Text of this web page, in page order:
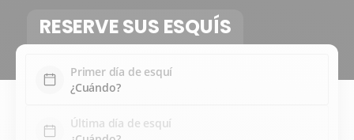
RESERVE SUS ESQUÍS
Primer día de esquí
Última día de esquí